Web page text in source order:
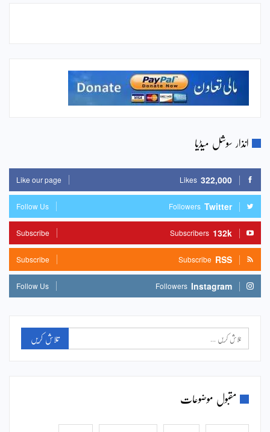
انذار سوشل میڈیا
322,000
Likes
Like our page
Twitter
Followers
Follow Us
132k
Subscribers
Subscribe
RSS
Subscribe
Subscribe
Instagram
Followers
Follow Us
مقبول موضوعات